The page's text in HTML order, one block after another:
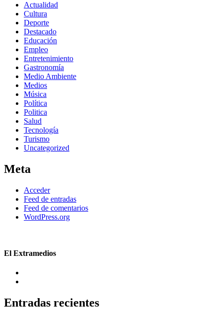
Actualidad
Cultura
Deporte
Destacado
Educación
Empleo
Entretenimiento
Gastronomía
Medio Ambiente
Medios
Música
Política
Politica
Salud
Tecnología
Turismo
Uncategorized
Meta
Acceder
Feed de entradas
Feed de comentarios
WordPress.org
El Extramedios
Entradas recientes